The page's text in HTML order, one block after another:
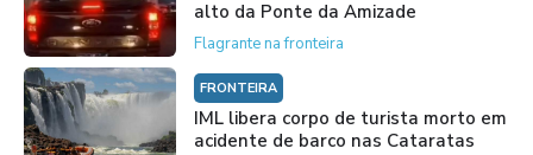
alto da Ponte da Amizade
Flagrante na fronteira
FRONTEIRA
IML libera corpo de turista morto em
acidente de barco nas Cataratas